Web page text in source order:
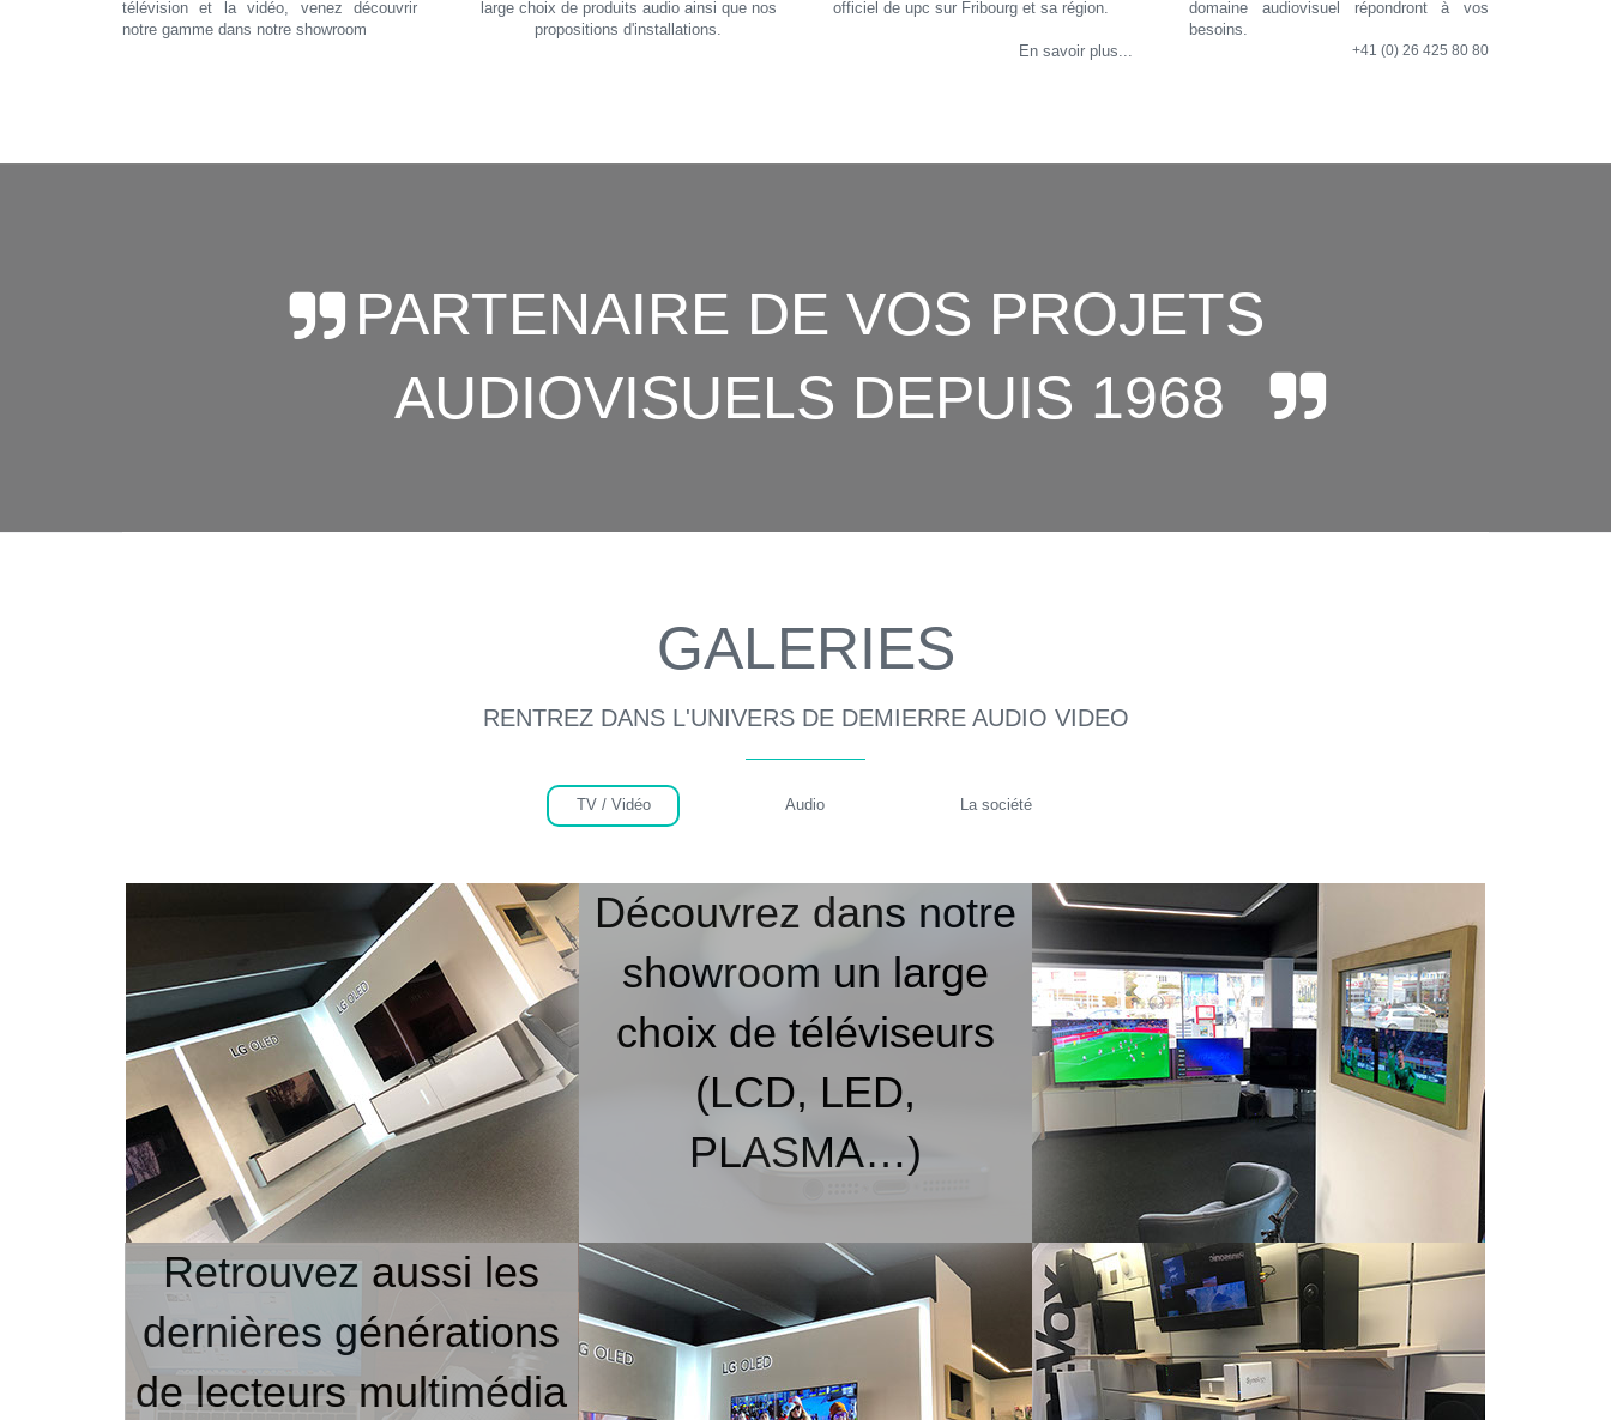
télévision et la vidéo, venez découvrir
notre gamme dans notre showroom
large choix de produits audio ainsi que nos
propositions d'installations.
officiel de upc sur Fribourg et sa région.
En savoir plus...
domaine audiovisuel répondront à vos
besoins.
+41 (0) 26 425 80 80
PARTENAIRE DE VOS PROJETS
AUDIOVISUELS DEPUIS 1968
Découvrez dans notre
showroom un large
choix de téléviseurs
(LCD, LED,
PLASMA…)
Retrouvez aussi les
dernières générations
de lecteurs multimédia
TV / Vidéo Audio La société
GALERIES
RENTREZ DANS L'UNIVERS DE DEMIERRE AUDIO VIDEO